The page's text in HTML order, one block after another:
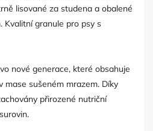
lisované za studena a obalené
Kvalitní granule pro psy s
nové generace, které obsahuje
mase sušeném mrazem. Díky
přirozené nutriční